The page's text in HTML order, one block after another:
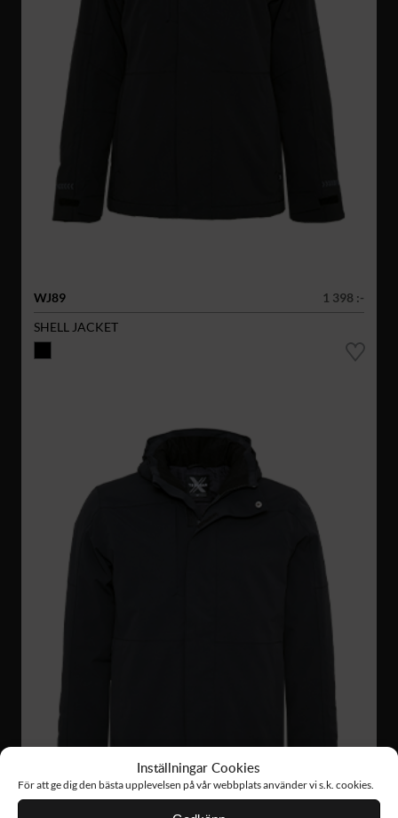
Inställningar Cookies
För att ge dig den bästa upplevelsen på vår webbplats använder vi s.k. cookies.
WJ89
1 398 :-
SHELL JACKET